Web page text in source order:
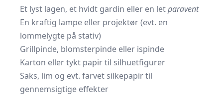
Et lyst lagen, et hvidt gardin eller en letparavent
En kraftig lampe eller projektør (evt. en
lommelygte på stativ)
Grillpinde, blomsterpinde eller ispinde
Karton eller tykt papir til silhuetfigurer
Saks, lim og evt. farvet silkepapir til
gennemsigtige effekter